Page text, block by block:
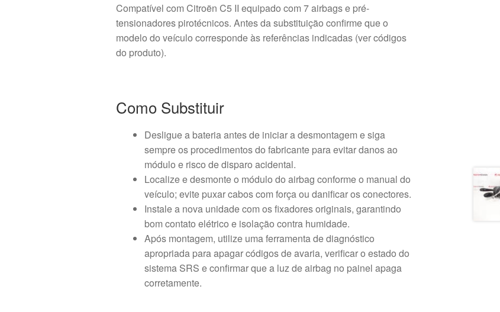
Compatível com Citroën C5 II equipado com 7 airbags e pré-
tensionadores pirotécnicos. Antes da substituição confirme que o
modelo do veículo corresponde às referências indicadas (ver códigos
do produto).
Como Substituir
Desligue a bateria antes de iniciar a desmontagem e siga
sempre os procedimentos do fabricante para evitar danos ao
módulo e risco de disparo acidental.
Localize e desmonte o módulo do airbag conforme o manual do
veículo; evite puxar cabos com força ou danificar os conectores.
Instale a nova unidade com os fixadores originais, garantindo
bom contato elétrico e isolação contra humidade.
Após montagem, utilize uma ferramenta de diagnóstico
apropriada para apagar códigos de avaria, verificar o estado do
sistema SRS e confirmar que a luz de airbag no painel apaga
corretamente.